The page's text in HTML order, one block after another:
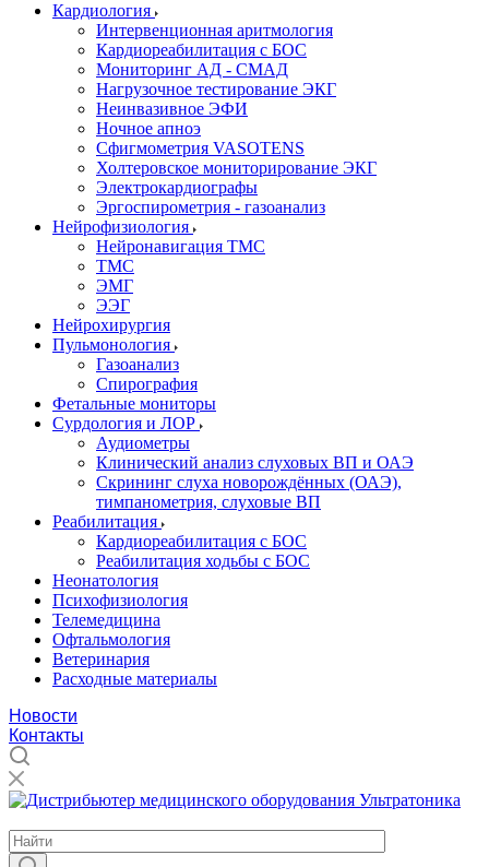
Кардиология
Интервенционная аритмология
Кардиореабилитация с БОС
Мониторинг АД - СМАД
Нагрузочное тестирование ЭКГ
Неинвазивное ЭФИ
Ночное апноэ
Сфигмометрия VASOTENS
Холтеровское мониторирование ЭКГ
Электрокардиографы
Эргоспирометрия - газоанализ
Нейрофизиология
Нейронавигация ТМС
ТМС
ЭМГ
ЭЭГ
Нейрохирургия
Пульмонология
Газоанализ
Спирография
Фетальные мониторы
Сурдология и ЛОР
Аудиометры
Клинический анализ слуховых ВП и ОАЭ
Скрининг слуха новорождённых (ОАЭ),
тимпанометрия, слуховые ВП
Реабилитация
Кардиореабилитация с БОС
Реабилитация ходьбы с БОС
Неонатология
Психофизиология
Телемедицина
Офтальмология
Ветеринария
Расходные материалы
Новости
Контакты